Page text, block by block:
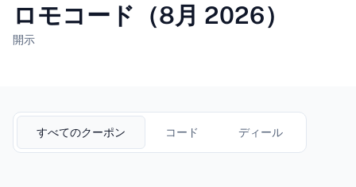
クーポン
JA
ロモコード（8月 2026）
開示
すべてのクーポン コード ディール